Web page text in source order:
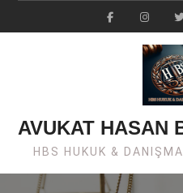
FacebookInstagram
AVUKAT HASAN
HBS HUKUK &